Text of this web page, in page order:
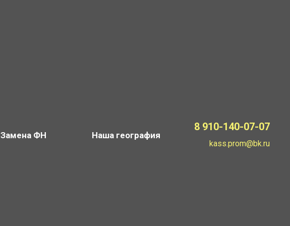
Замена ФН Наша география
8 910-140-07-07
kass.prom@bk.ru